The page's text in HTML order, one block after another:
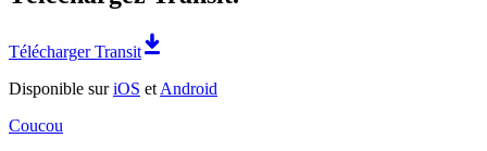
Télécharger Transit
Disponible suriOS et Android
Coucou